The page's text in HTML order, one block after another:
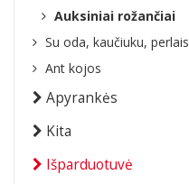
Auksiniai rožančiai
Su oda, kaučiuku, perlais
Ant kojos
Apyrankės
Kita
Išparduotuvė